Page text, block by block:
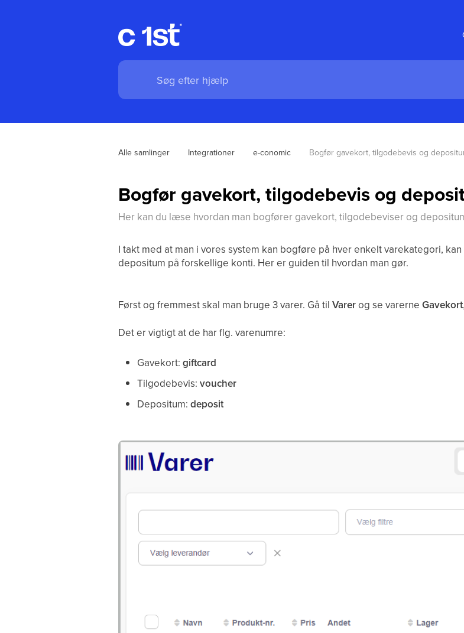
Alle samlinger Integrationer e-conomic Bogfør gavekort, tilgodebevis og
Bogfør gavekort, tilgodebevis og
Her kan du læse hvordan man bogfører gavekort, tilgodebeviser og
I takt med at man i vores system kan bogføre på hver enkelt varekategori,
depositum på forskellige konti. Her er guiden til hvordan man gør.
Først og fremmest skal man bruge 3 varer. Gå til Varerog se varerne Gavekort,
Det er vigtigt at de har flg. varenumre:
Gavekort: giftcard
Tilgodebevis: voucher
Depositum: deposit